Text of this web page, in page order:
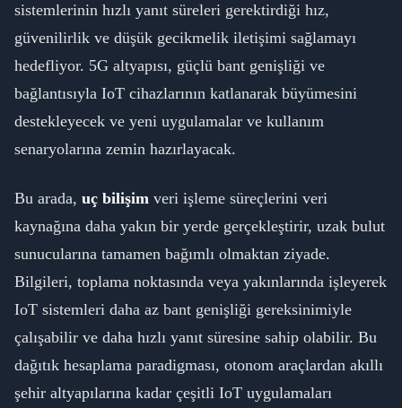
sistemlerinin hızlı yanıt süreleri gerektirdiği hız,
güvenilirlik ve düşük gecikmelik iletişimi sağlamayı
hedefliyor. 5G altyapısı, güçlü bant genişliği ve
bağlantısıyla IoT cihazlarının katlanarak büyümesini
destekleyecek ve yeni uygulamalar ve kullanım
senaryolarına zemin hazırlayacak.
Bu arada, uç bilişim veri işleme süreçlerini veri
kaynağına daha yakın bir yerde gerçekleştirir, uzak bulut
sunucularına tamamen bağımlı olmaktan ziyade.
Bilgileri, toplama noktasında veya yakınlarında işleyerek
IoT sistemleri daha az bant genişliği gereksinimiyle
çalışabilir ve daha hızlı yanıt süresine sahip olabilir. Bu
dağıtık hesaplama paradigması, otonom araçlardan akıllı
şehir altyapılarına kadar çeşitli IoT uygulamaları